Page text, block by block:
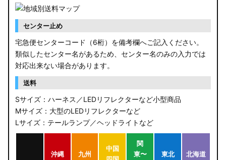
センター止め
宅急便センターコード（6桁）を備考欄へご記入ください。
類似したセンター名があるため、センター名のみの入力では
対応出来ない場合があります。
送料
Sサイズ：ハーネス／LEDリフレクターなど小型商品
Mサイズ：大型のLEDリフレクターなど
Lサイズ：テールランプ／ヘッドライトなど
沖縄 九州
中国
関
東〜
東北 北海道